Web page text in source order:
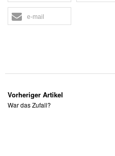
e-mail
Vorheriger Artikel
War das Zufall?